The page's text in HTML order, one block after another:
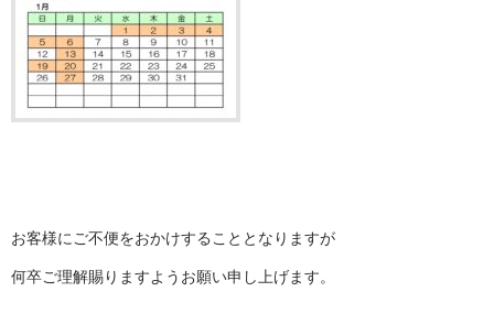
お客様にご不便をおかけすることとなりますが
何卒ご理解賜りますようお願い申し上げます。